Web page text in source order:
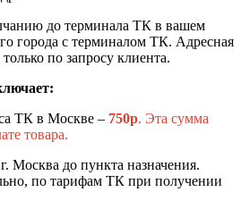
до терминала ТК в вашем
города с терминалом ТК. Адресная
по запросу клиента.
ТК в Москве – 750р. Эта сумма
товара.
Москва до пункта назначения.
по тарифам ТК при получении